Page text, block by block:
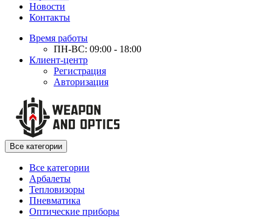
Новости
Контакты
Время работы
ПН-ВС: 09:00 - 18:00
Клиент-центр
Регистрация
Авторизация
Все категории
Все категории
Арбалеты
Тепловизоры
Пневматика
Оптические приборы